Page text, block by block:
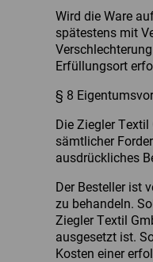
Wird die Ware
spätestens mit
Erfüllungsort
§ 8
Die Ziegler
sämtlicher
ausdrückliches
Der Besteller ist
zu behandeln.
Ziegler Textil
ausgesetzt ist.
Kosten einer